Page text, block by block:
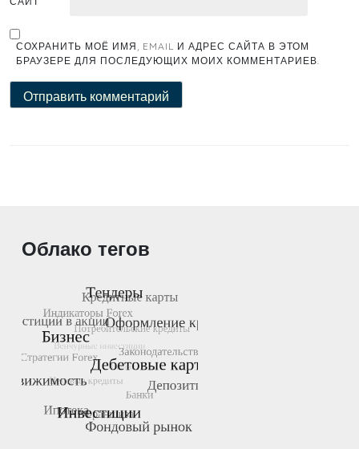
СОХРАНИТЬ МОЁ ИМЯ, EMAIL И АДРЕС САЙТА В ЭТОМ
БРАУЗЕРЕ ДЛЯ ПОСЛЕДУЮЩИХ МОИХ КОММЕНТАРИЕВ.
Облако тегов